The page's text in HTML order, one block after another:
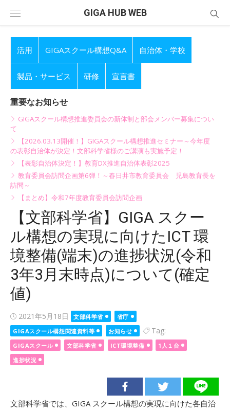
GIGA HUB WEB
活用 GIGAスクール構想Q&A 自治体・学校
製品・サービス 研修 宣言書
重要なお知らせ
GIGAスクール構想推進委員会の新体制と部会メンバー募集につい
て
【2026.03.13開催！】GIGAスクール構想推進セミナー～今年度
の表彰自治体が決定！文部科学省様のご講演も実施予定！
【表彰自治体決定！】教育DX推進自治体表彰2025
教育委員会訪問企画第6弾！～春日井市教育委員会 児島教育長を
訪問～
【まとめ】令和7年度教育委員会訪問企画
【文部科学省】GIGA スクー
ル構想の実現に向けたICT 環
境整備(端末)の進捗状況(令和
3年3月末時点)について(確定
値)
Posted
on
2021年5月18日 文部科学省
省庁
GIGAスクール構想関連資料等
お知らせ Tag:
GIGAスクール 文部科学省 ICT環境整備
1人１台
進捗状況
文部科学省では、GIGA スクール構想の実現に向けた各自治